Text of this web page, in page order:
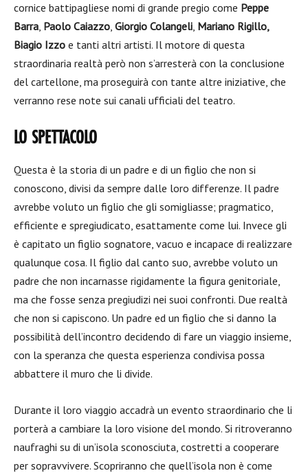
cornice battipagliese nomi di grande pregio come Peppe
Barra, Paolo Caiazzo, Giorgio Colangeli, Mariano Rigillo,
Biagio Izzo e tanti altri artisti. Il motore di questa
straordinaria realtà però non s’arresterà con la conclusione
del cartellone, ma proseguirà con tante altre iniziative, che
verranno rese note sui canali ufficiali del teatro.
LO SPETTACOLO
Questa è la storia di un padre e di un figlio che non si
conoscono, divisi da sempre dalle loro differenze. Il padre
avrebbe voluto un figlio che gli somigliasse; pragmatico,
efficiente e spregiudicato, esattamente come lui. Invece gli
è capitato un figlio sognatore, vacuo e incapace di realizzare
qualunque cosa. Il figlio dal canto suo, avrebbe voluto un
padre che non incarnasse rigidamente la figura genitoriale,
ma che fosse senza pregiudizi nei suoi confronti. Due realtà
che non si capiscono. Un padre ed un figlio che si danno la
possibilità dell’incontro decidendo di fare un viaggio insieme,
con la speranza che questa esperienza condivisa possa
abbattere il muro che li divide.
Durante il loro viaggio accadrà un evento straordinario che li
porterà a cambiare la loro visione del mondo. Si ritroveranno
naufraghi su di un’isola sconosciuta, costretti a cooperare
per sopravvivere. Scopriranno che quell’isola non è come